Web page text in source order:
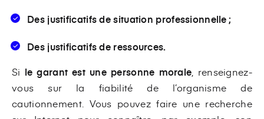
Des justificatifs de situation professionnelle ;
Des justificatifs de ressources.
Si le garant est une personne morale , renseignez-
vous sur la fiabilité de l’organisme de
cautionnement. Vous pouvez faire une recherche